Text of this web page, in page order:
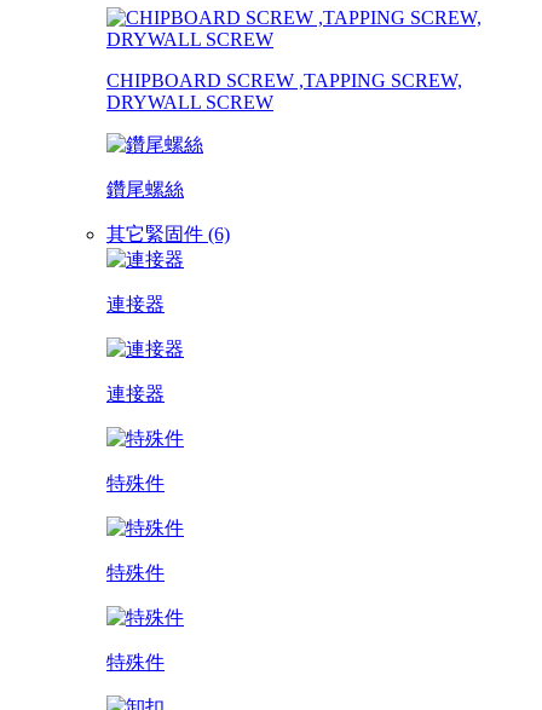
CHIPBOARD SCREW ,TAPPING SCREW,
DRYWALL SCREW
鑽尾螺絲
其它緊固件 (6)
連接器
連接器
特殊件
特殊件
特殊件